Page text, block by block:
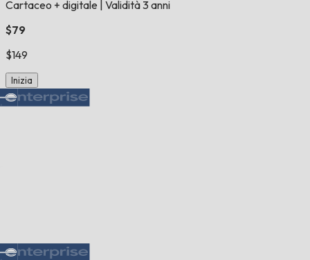
Cartaceo + digitale Validità 3 anni
$79
$149
Inizia